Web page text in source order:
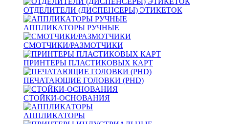
ОТДЕЛИТЕЛИ (ДИСПЕНСЕРЫ) ЭТИКЕТОК
АППЛИКАТОРЫ РУЧНЫЕ
СМОТЧИКИ/РАЗМОТЧИКИ
ПРИНТЕРЫ ПЛАСТИКОВЫХ КАРТ
ПЕЧАТАЮЩИЕ ГОЛОВКИ (PHD)
СТОЙКИ-ОСНОВАНИЯ
АППЛИКАТОРЫ